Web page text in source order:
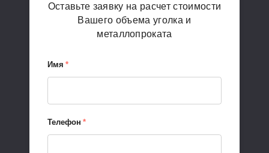
Оставьте заявку на расчет стоимости
Вашего объема уголка и
металлопроката
Имя *
Телефон *